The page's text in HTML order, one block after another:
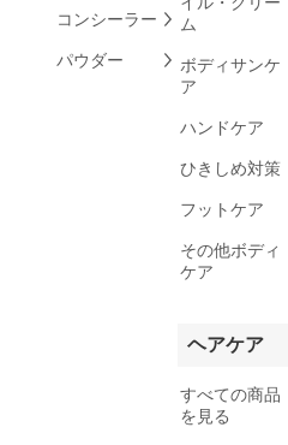
コンシーラー
パウダー
ム
ボディサンケ
ア
ハンドケア
ひきしめ対策
フットケア
その他ボディ
ケア
ヘアケア
すべての商品
を見る